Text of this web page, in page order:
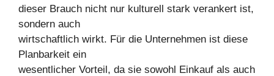
dieser Brauch nicht nur kulturell stark verankert ist,
sondern auch
wirtschaftlich wirkt. Für die Unternehmen ist diese
Planbarkeit ein
wesentlicher Vorteil, da sie sowohl Einkauf als auch